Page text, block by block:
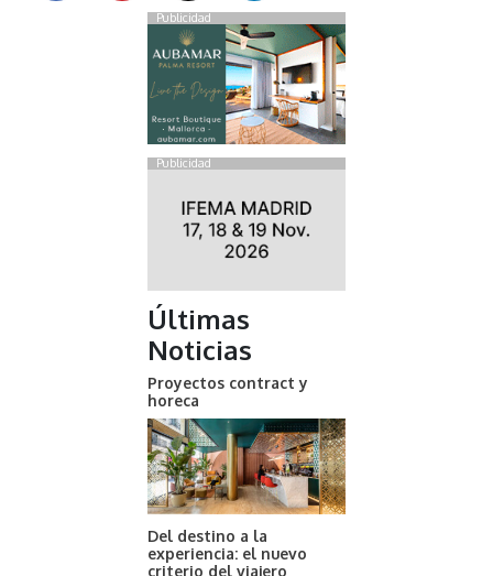
Publicidad
Publicidad
Últimas
Noticias
Proyectos contract y
horeca
Del destino a la
experiencia: el nuevo
criterio del viajero